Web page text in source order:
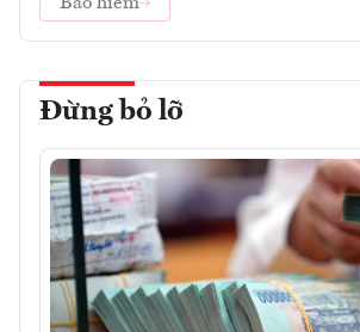
Bảo hiểm
Đừng bỏ lỡ